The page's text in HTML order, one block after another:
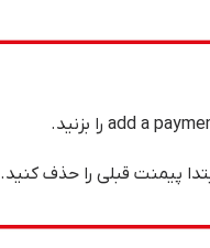
پیمنت قبلی را حذف کنید.